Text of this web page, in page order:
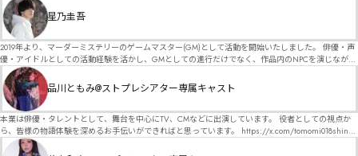
星乃圭吾
2019年より、マーダーミステリーのゲームマスター(GM)として活動を開始いたしました。 俳優・声
優・アイドルとしての活動経験を活かし、GMとしての進行だけでなく、作品内のNPCを演じなが
ら、お客様に物語の世界へ入り込んでいただくような演出・サービスを得意としています。 自分自
身でも作品制作を行っているので、作家さんが作品に込めた想いや意図を大切にしながら、その作
品の魅力をお客様に届けられるような公演を心がけています。 参加してくださる皆様がどんなエン
ディングを迎えるのか、どんな物語が生まれるのかを想像しながら、公演を進めていく時間が本当
に大好きです！ 対応可能作品は、オフライン（対面）作品のみとなります。 得意分野をひとつ挙げ
るなら恋愛もの（恋愛要素を含むシナリオ）ですが、ファンタジー、デスゲーム、青春ものなど、
ジャンルを問わず幅広く対応可能です！お任せください！ 《所属団体・店舗》 ★ Lanbelysma -ラン
品川ともみ@ストプレシアター専属キャスト
本業は俳優・タレントとして、舞台を中心にTV、CMなどに出演しています。 役者としての視点か
ら、皆様の物語体験を深めるお手伝いができればと思っています。 https://x.com/tomomi018shin?
s=11 活動内容はSNSにて投稿しています。 SPT所属。 ストーリープレイングシアター「星詠みの